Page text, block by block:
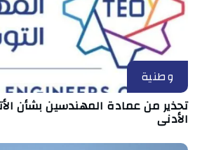
وطنية
تحذير من عمادة المهندسين بشأن
الأدنى